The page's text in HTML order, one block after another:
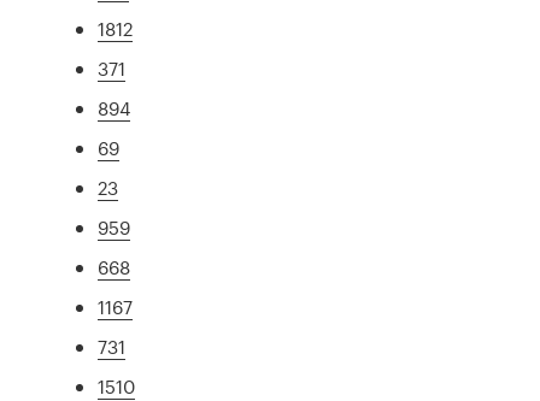
1812
371
894
69
23
959
668
1167
731
1510